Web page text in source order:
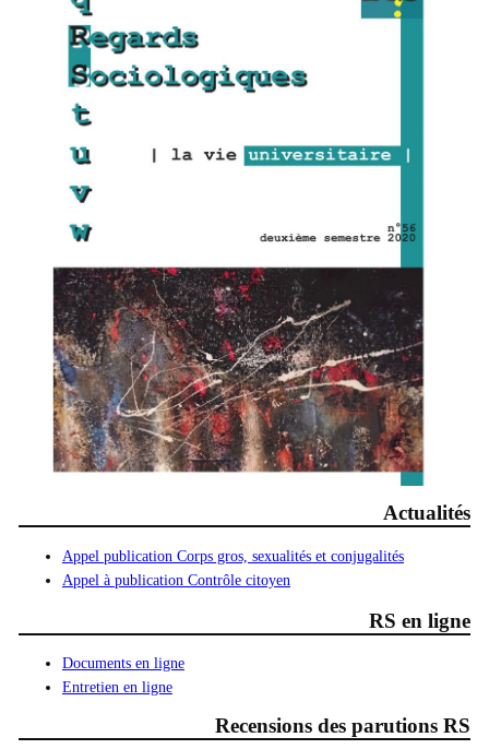
Actualités
Appel publication Corps gros, sexualités et conjugalités
Appel à publication Contrôle citoyen
RS en ligne
Documents en ligne
Entretien en ligne
Recensions des parutions RS